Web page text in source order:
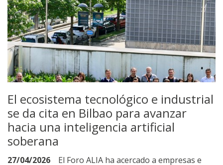
El ecosistema tecnológico e industrial
se da cita en Bilbao para avanzar
hacia una inteligencia artificial
soberana
27/04/2026
El Foro ALIA ha acercado a empresas e